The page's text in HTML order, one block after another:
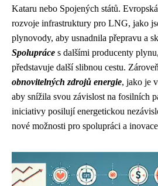
Kataru nebo Spojených států.
rozvoje infrastruktury pro LNG, jako
plynovody, aby usnadnila přepravu a
Spolupráce s dalšími producenty
představuje další slibnou cestu.
obnovitelných zdrojů energie, jako je
aby snížila svou závislost na fosilních
iniciativy posilují energetickou
nové možnosti pro spolupráci a